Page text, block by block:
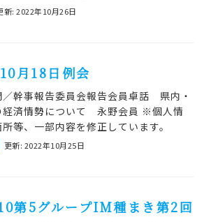
新: 2022年10月26日
月18日例会
／幹事報告委員会報告会員卓話 県内・
経済情勢について 永野会員 ※個人情
等、一部内容を修正しています。
更新: 2022年10月25日
第5グループIM種まき第2回